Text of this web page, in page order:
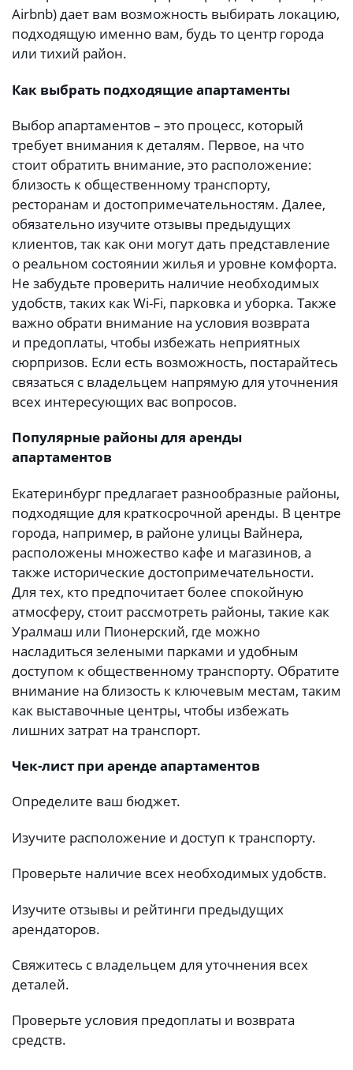
Airbnb) дает вам возможность выбирать локацию,
подходящую именно вам, будь то центр города
или тихий район.
Как выбрать подходящие апартаменты
Выбор апартаментов – это процесс, который
требует внимания к деталям. Первое, на что
стоит обратить внимание, это расположение:
близость к общественному транспорту,
ресторанам и достопримечательностям. Далее,
обязательно изучите отзывы предыдущих
клиентов, так как они могут дать представление
о реальном состоянии жилья и уровне комфорта.
Не забудьте проверить наличие необходимых
удобств, таких как Wi-Fi, парковка и уборка. Также
важно обрати внимание на условия возврата
и предоплаты, чтобы избежать неприятных
сюрпризов. Если есть возможность, постарайтесь
связаться с владельцем напрямую для уточнения
всех интересующих вас вопросов.
Популярные районы для аренды
апартаментов
Екатеринбург предлагает разнообразные районы,
подходящие для краткосрочной аренды. В центре
города, например, в районе улицы Вайнера,
расположены множество кафе и магазинов, а
также исторические достопримечательности.
Для тех, кто предпочитает более спокойную
атмосферу, стоит рассмотреть районы, такие как
Уралмаш или Пионерский, где можно
насладиться зелеными парками и удобным
доступом к общественному транспорту. Обратите
внимание на близость к ключевым местам, таким
как выставочные центры, чтобы избежать
лишних затрат на транспорт.
Чек-лист при аренде апартаментов
Определите ваш бюджет.
Изучите расположение и доступ к транспорту.
Проверьте наличие всех необходимых удобств.
Изучите отзывы и рейтинги предыдущих
арендаторов.
Свяжитесь с владельцем для уточнения всех
деталей.
Проверьте условия предоплаты и возврата
средств.